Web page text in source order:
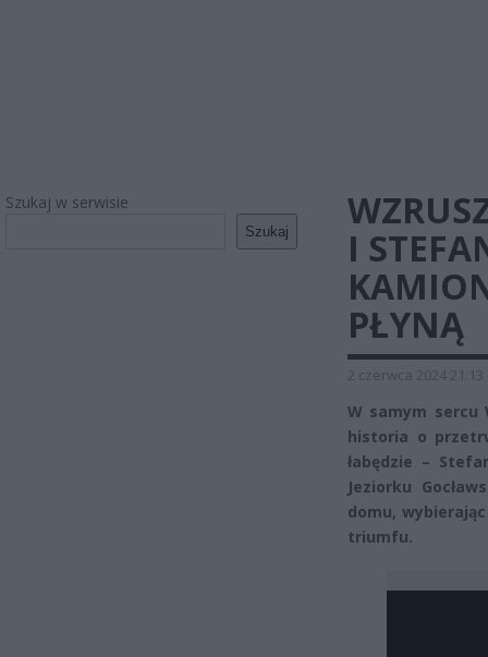
Szukaj w serwisie
Szukaj
I
PŁYNĄ
2 czerwca 2024 21:13
W samym sercu
historia o
łabędzie –
Jeziorku
domu,
triumfu.